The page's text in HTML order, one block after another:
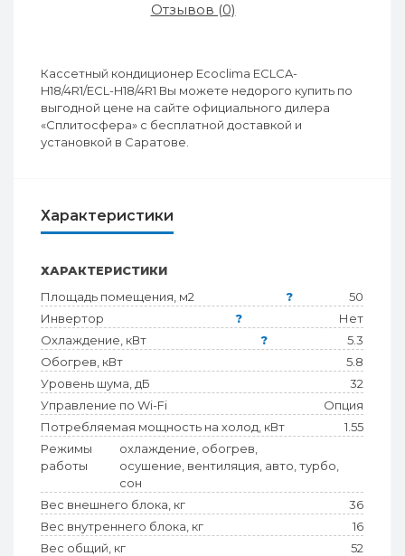
Отзывов (0)
Кассетный кондиционер Ecoclima ECLCA-
H18/4R1/ECL-H18/4R1 Вы можете недорого купить по
выгодной цене на сайте официального дилера
«Сплитосфера» с бесплатной доставкой и
установкой в Саратове.
Характеристики
ХАРАКТЕРИСТИКИ
Площадь помещения, м2
?
50
Инвертор
?
Нет
Охлаждение, кВт
?
5.3
Обогрев, кВт
5.8
Уровень шума, дБ
32
Управление по Wi-Fi
Опция
Потребляемая мощность на холод, кВт
1.55
Режимы
работы
охлаждение, обогрев,
осушение, вентиляция, авто, турбо,
сон
Вес внешнего блока, кг
36
Вес внутреннего блока, кг
16
Вес общий, кг
52